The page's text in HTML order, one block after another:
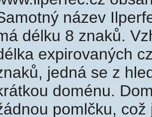
název
délku 8 znaků.
expirovaných
jedná se z
doménu.
pomlčku,